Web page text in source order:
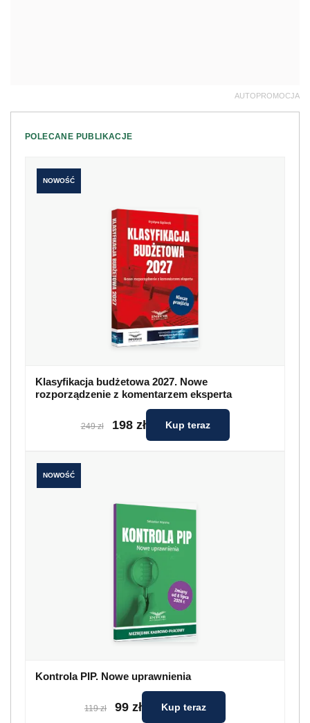
AUTOPROMOCJA
POLECANE PUBLIKACJE
NOWOŚĆ
Klasyfikacja budżetowa 2027. Nowe
rozporządzenie z komentarzem eksperta
249 zł 198 zł Kup teraz
NOWOŚĆ
Kontrola PIP. Nowe uprawnienia
119 zł 99 zł Kup teraz